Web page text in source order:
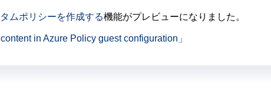
ムポリシーを作成する機能がプレビューになりました。
in Azure Policy guest configuration」